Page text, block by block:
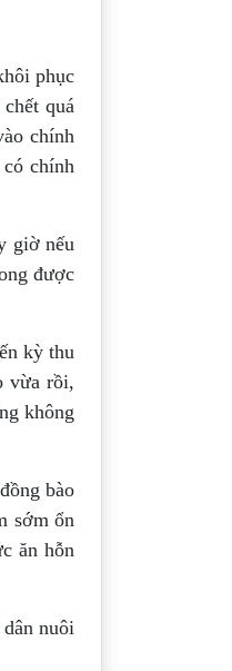
phục
quá
chính
chính
giờ nếu
được
kỳ thu
vừa rồi,
không
bào
sớm ổn
ăn hỗn
nuôi